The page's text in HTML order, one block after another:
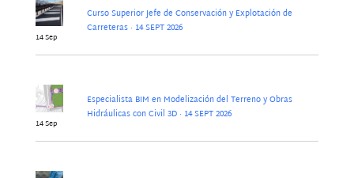
14 Sep
Curso Superior Jefe de Conservación y Explotación de
Carreteras · 14 SEPT 2026
14 Sep
Especialista BIM en Modelización del Terreno y Obras
Hidráulicas con Civil 3D · 14 SEPT 2026